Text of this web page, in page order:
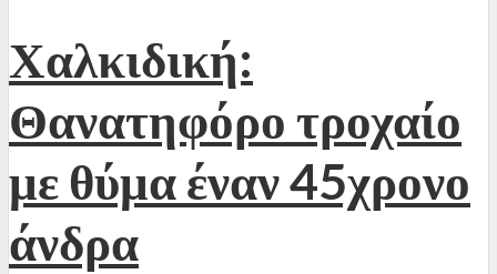
Χαλκιδική:
Θανατηφόρο τροχαίο
με θύμα έναν 45χρονο
άνδρα